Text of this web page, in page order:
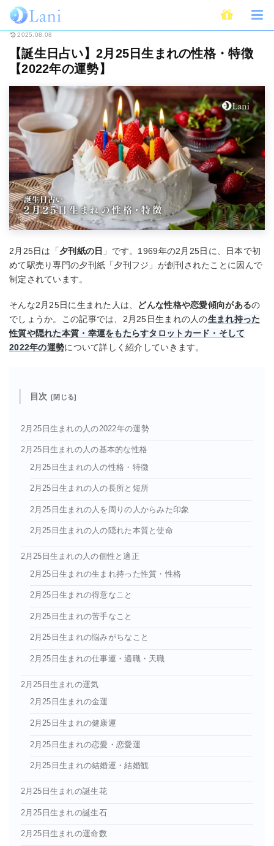
ホーム 占い 【誕生日占い】2月25日生まれの性格・特徴【
2025.08.08
【誕生日占い】2月25日生まれの性格・特徴
【2022年の運勢】
2月25日は「夕刊紙の日 」です。1969年の2月25日に、日本で初
めて駅売り専門の夕刊紙「夕刊フジ」が創刊されたことに因んで
制定されています。
そんな2月25日に生まれた人は、 どんな性格や恋愛傾向があるの
でしょうか。この記事では、2月25日生まれの人の生まれ持った
性質や隠れた本質・幸運をもたらすタロットカード・そして
2022年の運勢について詳しく紹介していきます。
目次
2月25日生まれの人の2022年の運勢
2月25日生まれの人の基本的な性格
2月25日生まれの人の性格・特徴
2月25日生まれの人の長所と短所
2月25日生まれの人を周りの人からみた印象
2月25日生まれの人の隠れた本質と使命
2月25日生まれの人の個性と適正
2月25日生まれの生まれ持った性質・性格
2月25日生まれの得意なこと
2月25日生まれの苦手なこと
2月25日生まれの悩みがちなこと
2月25日生まれの仕事運・適職・天職
2月25日生まれの運気
2月25日生まれの金運
2月25日生まれの健康運
2月25日生まれの恋愛・恋愛運
2月25日生まれの結婚運・結婚観
2月25日生まれの誕生花
2月25日生まれの誕生石
2月25日生まれの運命数